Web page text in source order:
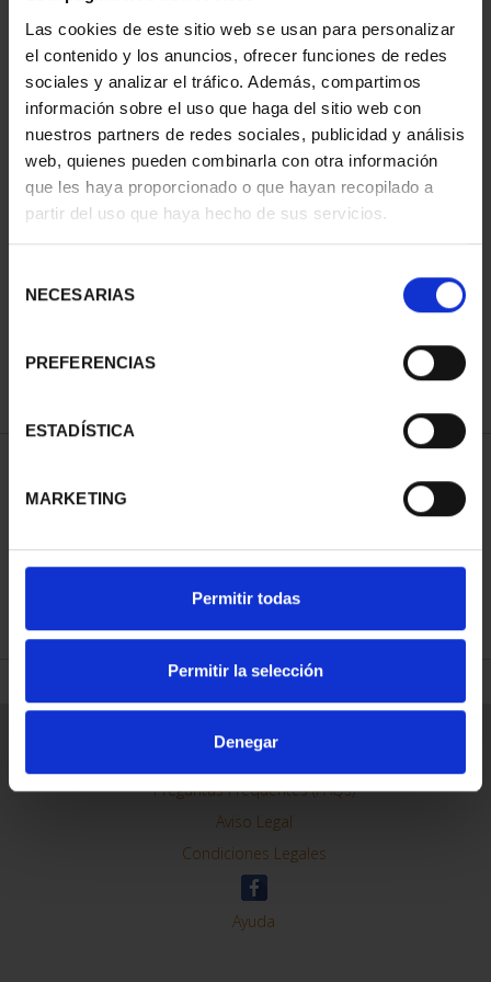
Las cookies de este sitio web se usan para personalizar
el contenido y los anuncios, ofrecer funciones de redes
sociales y analizar el tráfico. Además, compartimos
información sobre el uso que haga del sitio web con
nuestros partners de redes sociales, publicidad y análisis
web, quienes pueden combinarla con otra información
que les haya proporcionado o que hayan recopilado a
partir del uso que haya hecho de sus servicios.
NECESARIAS
PREFERENCIAS
ESTADÍSTICA
MARKETING
Permitir todas
Permitir la selección
Denegar
EQUIPO OLIMPICO
ESPAÑOL 2026 - 8
140,00 €
MUNDIAL FIFA 2026 (EM.
2025) 8 REALES
REFINAR
Información General
Contacto
Preguntas Frequentes (FAQs)
Aviso Legal
Condiciones Legales
Ayuda